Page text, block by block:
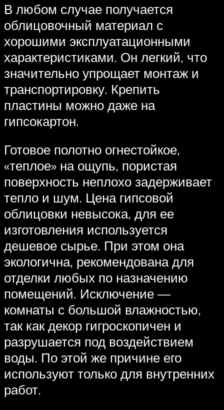
В любом случае получается
облицовочный материал с
хорошими эксплуатационными
характеристиками. Он легкий, что
значительно упрощает монтаж и
транспортировку. Крепить
пластины можно даже на
гипсокартон.
Готовое полотно огнестойкое,
«теплое» на ощупь, пористая
поверхность неплохо задерживает
тепло и шум. Цена гипсовой
облицовки невысока, для ее
изготовления используется
дешевое сырье. При этом она
экологична, рекомендована для
отделки любых по назначению
помещений. Исключение —
комнаты с большой влажностью,
так как декор гигроскопичен и
разрушается под воздействием
воды. По этой же причине его
используют только для внутренних
работ.